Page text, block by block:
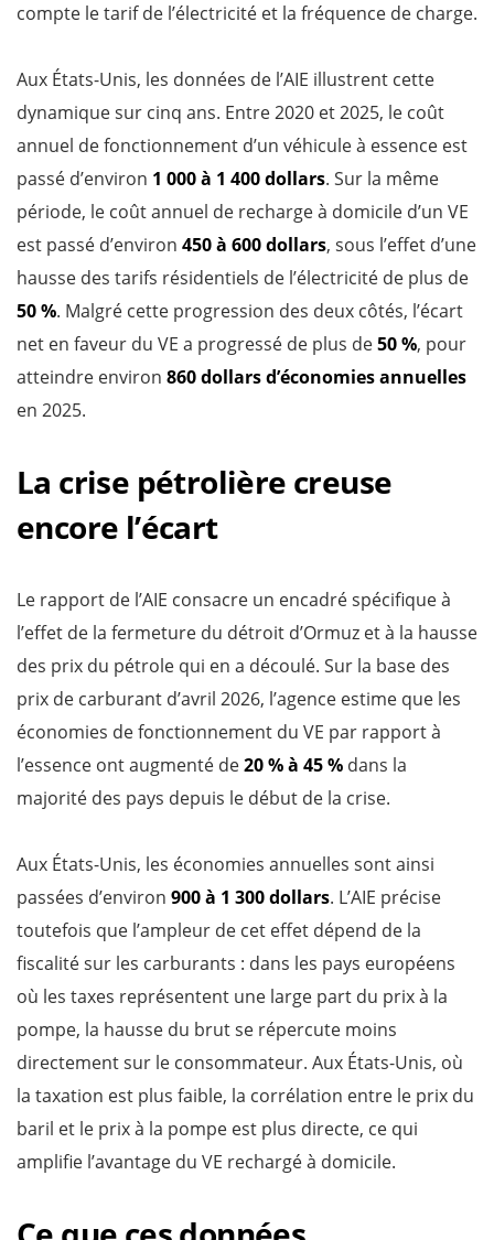
compte le tarif de l’électricité et la fréquence de charge.
Aux États-Unis, les données de l’AIE illustrent cette
dynamique sur cinq ans. Entre 2020 et 2025, le coût
annuel de fonctionnement d’un véhicule à essence est
passé d’environ 1 000 à 1 400 dollars. Sur la même
période, le coût annuel de recharge à domicile d’un VE
est passé d’environ 450 à 600 dollars, sous l’effet d’une
hausse des tarifs résidentiels de l’électricité de plus de
50 %. Malgré cette progression des deux côtés, l’écart
net en faveur du VE a progressé de plus de50 %, pour
atteindre environ 860 dollars d’économies annuelles
en 2025.
La crise pétrolière creuse
encore l’écart
Le rapport de l’AIE consacre un encadré spécifique à
l’effet de la fermeture du détroit d’Ormuz et à la hausse
des prix du pétrole qui en a découlé. Sur la base des
prix de carburant d’avril 2026, l’agence estime que les
économies de fonctionnement du VE par rapport à
l’essence ont augmenté de20 % à 45 % dans la
majorité des pays depuis le début de la crise.
Aux États-Unis, les économies annuelles sont ainsi
passées d’environ 900 à 1 300 dollars. L’AIE précise
toutefois que l’ampleur de cet effet dépend de la
fiscalité sur les carburants : dans les pays européens
où les taxes représentent une large part du prix à la
pompe, la hausse du brut se répercute moins
directement sur le consommateur. Aux États-Unis, où
la taxation est plus faible, la corrélation entre le prix du
baril et le prix à la pompe est plus directe, ce qui
amplifie l’avantage du VE rechargé à domicile.